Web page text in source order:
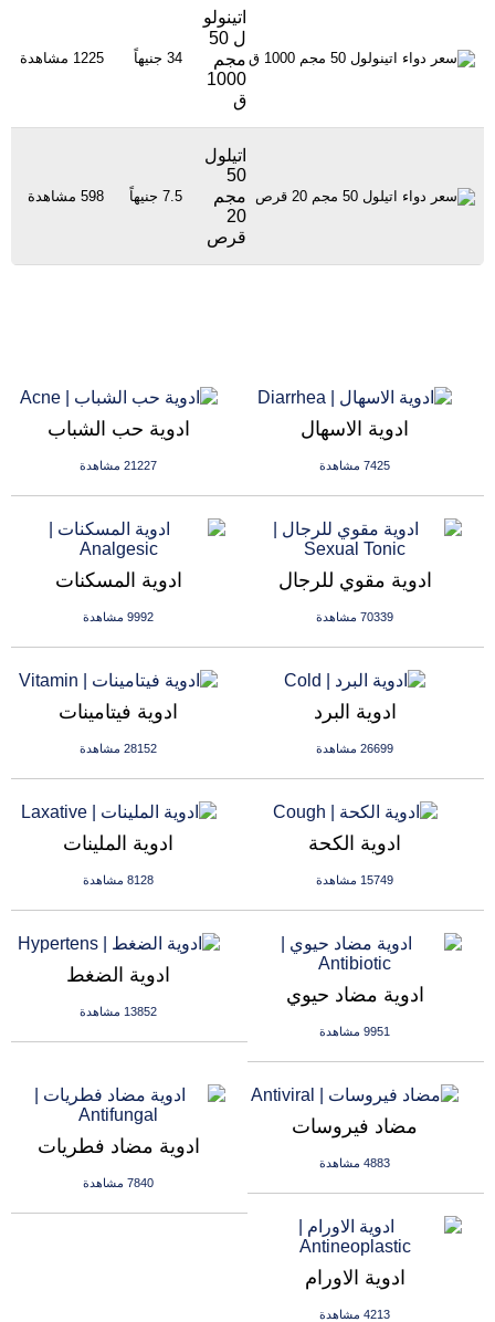
اتينولو
ل 50
مجم
1000
ق
34 جنيهاً 1225 مشاهدة
اتيلول
50
مجم
20
قرص
7.5 جنيهاً 598 مشاهدة
ادوية حب الشباب
21227 مشاهدة
ادوية الاسهال
7425 مشاهدة
ادوية المسكنات
9992 مشاهدة
ادوية مقوي للرجال
70339 مشاهدة
ادوية فيتامينات
28152 مشاهدة
ادوية البرد
26699 مشاهدة
ادوية الملينات
8128 مشاهدة
ادوية الكحة
15749 مشاهدة
ادوية الضغط
13852 مشاهدة
ادوية مضاد حيوي
9951 مشاهدة
ادوية مضاد فطريات
7840 مشاهدة
مضاد فيروسات
4883 مشاهدة
ادوية الاورام
4213 مشاهدة